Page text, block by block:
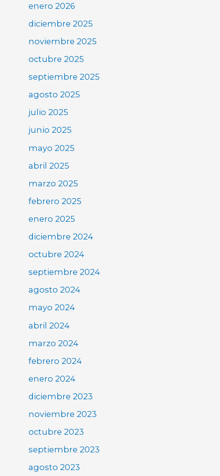
enero 2026
diciembre 2025
noviembre 2025
octubre 2025
septiembre 2025
agosto 2025
julio 2025
junio 2025
mayo 2025
abril 2025
marzo 2025
febrero 2025
enero 2025
diciembre 2024
octubre 2024
septiembre 2024
agosto 2024
mayo 2024
abril 2024
marzo 2024
febrero 2024
enero 2024
diciembre 2023
noviembre 2023
octubre 2023
septiembre 2023
agosto 2023